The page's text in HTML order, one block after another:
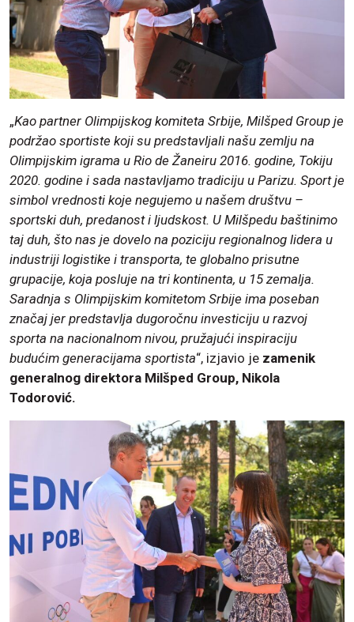
„Kao partner Olimpijskog komiteta Srbije, Milšped Group je
podržao sportiste koji su predstavljali našu zemlju na
Olimpijskim igrama u Rio de Žaneiru 2016. godine, Tokiju
2020. godine i sada nastavljamo tradiciju u Parizu. Sport je
simbol vrednosti koje negujemo u našem društvu –
sportski duh, predanost i ljudskost. U Milšpedu baštinimo
taj duh, što nas je dovelo na poziciju regionalnog lidera u
industriji logistike i transporta, te globalno prisutne
grupacije, koja posluje na tri kontinenta, u 15 zemalja.
Saradnja s Olimpijskim komitetom Srbije ima poseban
značaj jer predstavlja dugoročnu investiciju u razvoj
sporta na nacionalnom nivou, pružajući inspiraciju
budućim generacijama sportista“, izjavio je zamenik
generalnog direktora Milšped Group, Nikola
Todorović.